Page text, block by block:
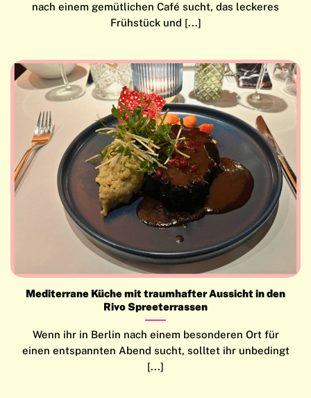
nach einem gemütlichen Café sucht, das leckeres
Frühstück und [...]
Mediterrane Küche mit traumhafter Aussicht in den
Rivo Spreeterrassen
Wenn ihr in Berlin nach einem besonderen Ort für
einen entspannten Abend sucht, solltet ihr unbedingt
[...]